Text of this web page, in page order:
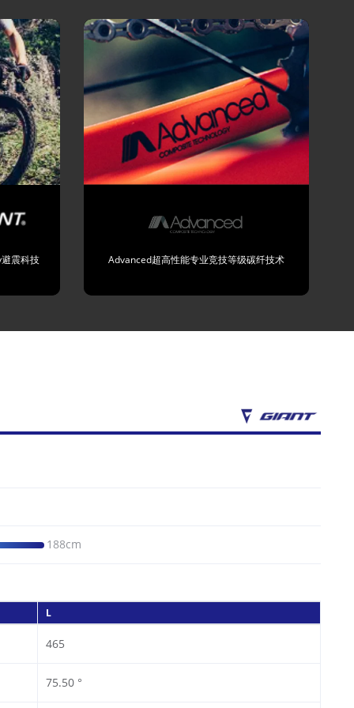
震科技 Advanced超高性能专业竞技等级碳纤技术
188cm
L
465
75.50 °